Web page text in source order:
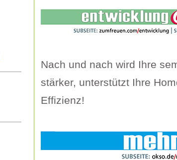
Nach und nach wird Ihre
stärker, unterstützt Ihre
Effizienz!